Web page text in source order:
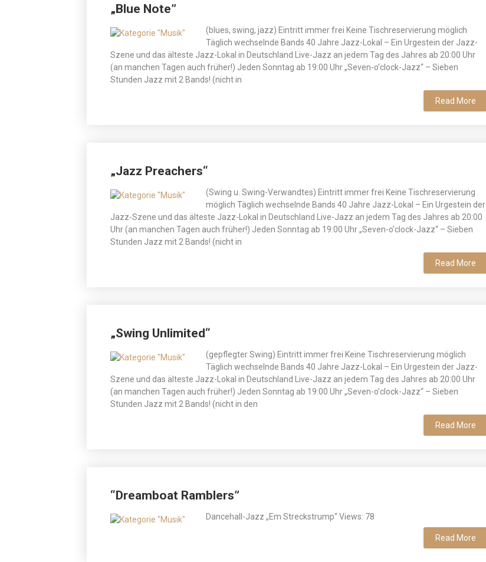
„Blue Note”
(blues, swing, jazz) Eintritt immer frei Keine Tischreservierung möglich
Täglich wechselnde Bands 40 Jahre Jazz-Lokal – Ein Urgestein der Jazz-
Szene und das älteste Jazz-Lokal in Deutschland Live-Jazz an jedem Tag des Jahres ab 20:00 Uhr
(an manchen Tagen auch früher!) Jeden Sonntag ab 19:00 Uhr „Seven-o’clock-Jazz“ – Sieben
Stunden Jazz mit 2 Bands! (nicht in
Read More
„Jazz Preachers“
(Swing u. Swing-Verwandtes) Eintritt immer frei Keine Tischreservierung
möglich Täglich wechselnde Bands 40 Jahre Jazz-Lokal – Ein Urgestein der
Jazz-Szene und das älteste Jazz-Lokal in Deutschland Live-Jazz an jedem Tag des Jahres ab 20:00
Uhr (an manchen Tagen auch früher!) Jeden Sonntag ab 19:00 Uhr „Seven-o’clock-Jazz“ – Sieben
Stunden Jazz mit 2 Bands! (nicht in
Read More
„Swing Unlimited“
(gepflegter Swing) Eintritt immer frei Keine Tischreservierung möglich
Täglich wechselnde Bands 40 Jahre Jazz-Lokal – Ein Urgestein der Jazz-
Szene und das älteste Jazz-Lokal in Deutschland Live-Jazz an jedem Tag des Jahres ab 20:00 Uhr
(an manchen Tagen auch früher!) Jeden Sonntag ab 19:00 Uhr „Seven-o’clock-Jazz“ – Sieben
Stunden Jazz mit 2 Bands! (nicht in den
Read More
“Dreamboat Ramblers”
Dancehall-Jazz „Em Streckstrump“ Views: 78
Read More